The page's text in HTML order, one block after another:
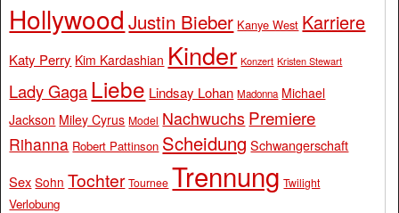
Hollywood Justin Bieber Kanye West Karriere
Katy Perry Kim Kardashian Kinder Konzert Kristen Stewart
Lady Gaga Liebe Lindsay Lohan Madonna Michael
Jackson Miley Cyrus Model Nachwuchs Premiere
Rihanna Robert Pattinson Scheidung Schwangerschaft
Sex Sohn Tochter Tournee Trennung Twilight
Verlobung